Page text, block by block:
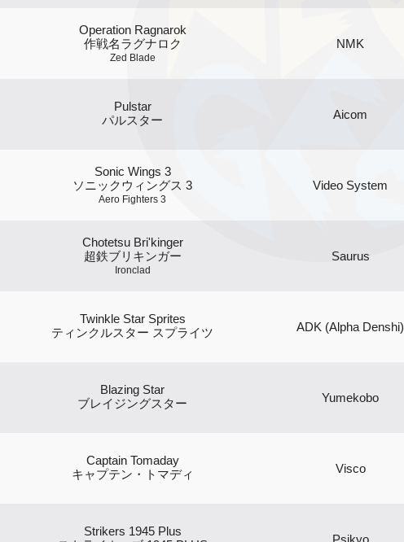
Operation Ragnarok
作戦名ラグナロク
Zed Blade
NMK
Pulstar
パルスター
Aicom
Sonic Wings 3
ソニックウィングス 3
Aero Fighters 3
Video System
Chotetsu Bri'kinger
超鉄ブリキンガー
Ironclad
Saurus
Twinkle Star Sprites
ティンクルスター スプライツ
ADK (Alpha Denshi)
Blazing Star
ブレイジングスター
Yumekobo
Captain Tomaday
キャプテン・トマディ
Visco
Strikers 1945 Plus
Psikyo